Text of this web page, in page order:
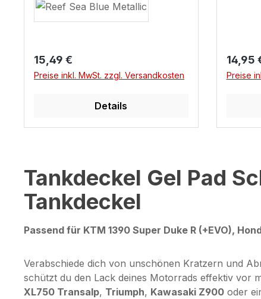
Regulärer Preis:
15,49 €
Preise inkl. MwSt. zzgl. Versandkosten
Details
14,95
Preise
Tankdeckel Gel Pad
Tankdeckel
Passend für KTM 1390 Super Duke R (+EVO),
Verabschiede dich von unschönen Kratzern und
schützt du den Lack deines Motorrads effektiv vor
XL750 Transalp, Triumph, Kawasaki Z900 oder